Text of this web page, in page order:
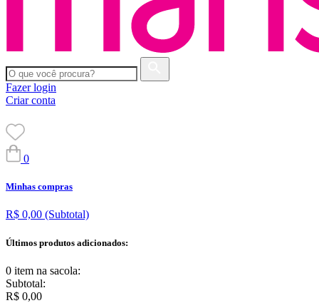
Fazer login
Criar conta
0
Minhas compras
R$ 0,00 (Subtotal)
Últimos produtos adicionados:
0 item na sacola:
Subtotal:
R$ 0,00